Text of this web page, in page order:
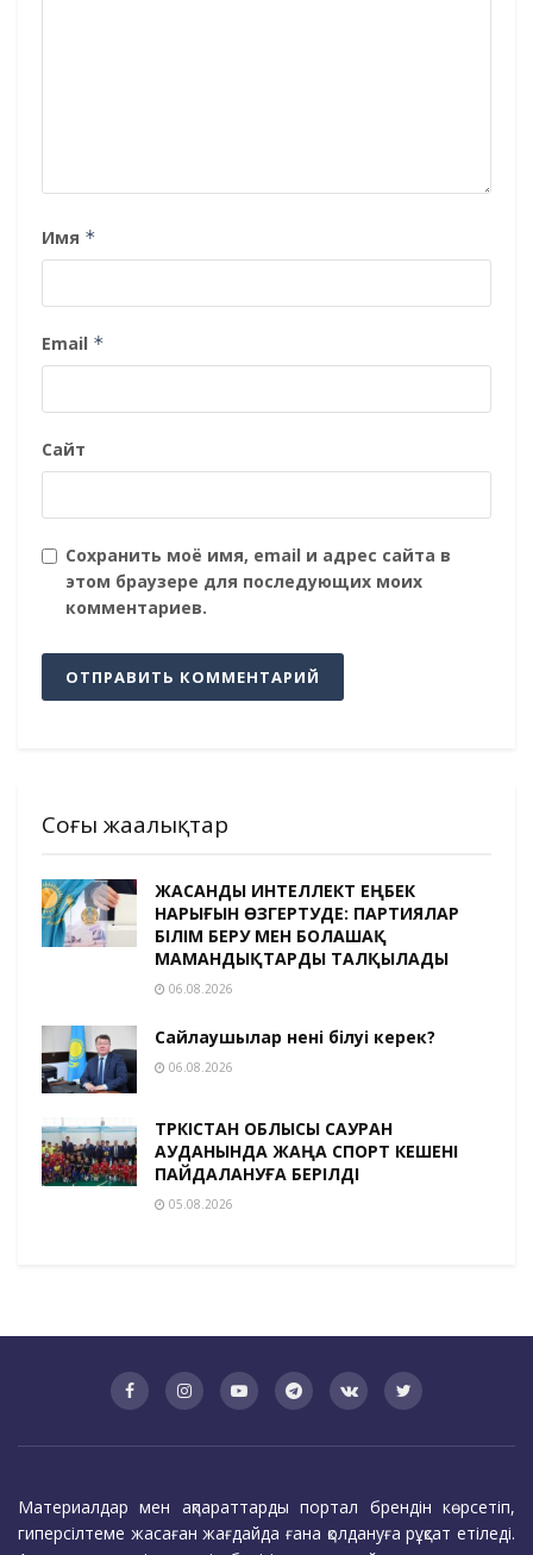
Имя *
Email *
Сайт
Сохранить моё имя, email и адрес сайта в
этом браузере для последующих моих
комментариев.
Соңғы жаңалықтар
ЖАСАНДЫ ИНТЕЛЛЕКТ ЕҢБЕК
НАРЫҒЫН ӨЗГЕРТУДЕ: ПАРТИЯЛАР
БІЛІМ БЕРУ МЕН БОЛАШАҚ
МАМАНДЫҚТАРДЫ ТАЛҚЫЛАДЫ
06.08.2026
Сайлаушылар нені білуі керек?
06.08.2026
ТҮРКІСТАН ОБЛЫСЫ САУРАН
АУДАНЫНДА ЖАҢА СПОРТ КЕШЕНІ
ПАЙДАЛАНУҒА БЕРІЛДІ
05.08.2026
Материалдар мен ақпараттарды портал брендін көрсетіп,
гиперсілтеме жасаған жағдайда ғана қолдануға рұқсат етіледі.